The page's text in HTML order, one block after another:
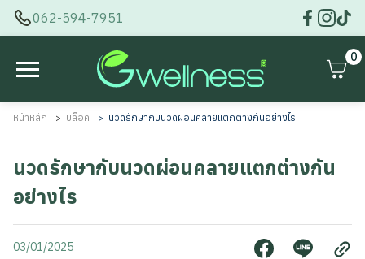
062-594-7951
0
หน้าหลัก บล็อค นวดรักษากับนวดผ่อนคลายแตกต่างกันอย่างไร
นวดรักษากับนวดผ่อนคลายแตกต่างกัน
อย่างไร
03/01/2025